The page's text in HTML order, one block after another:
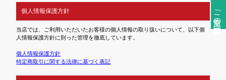
ご注文前の確認事項
個人情報保護方針
当店では、ご利用いただいたお客様の個人情報の取り扱いについて、以下個
人情報保護方針に則った管理を徹底しています。
個人情報保護方針
特定商取引に関する法律に基づく表記